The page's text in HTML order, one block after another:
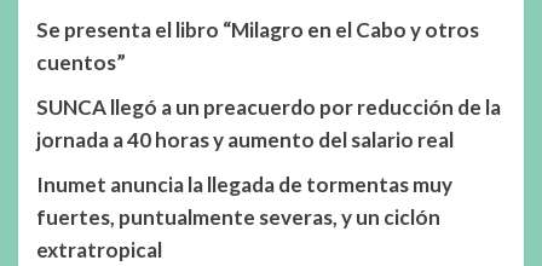
Se presenta el libro “Milagro en el Cabo y otros
cuentos”
SUNCA llegó a un preacuerdo por reducción de la
jornada a 40 horas y aumento del salario real
Inumet anuncia la llegada de tormentas muy
fuertes, puntualmente severas, y un ciclón
extratropical